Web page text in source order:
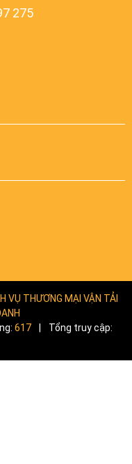
275
VỤ THƯƠNG MẠI VẬN TẢI
617
Tổng truy cập: